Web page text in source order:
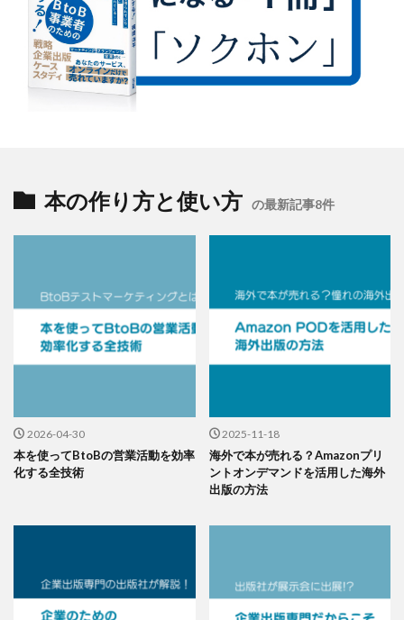
本の作り方と使い方 の最新記事8件
2026-04-30
本を使ってBtoBの営業活動を効率
化する全技術
2025-11-18
海外で本が売れる？Amazonプリ
ントオンデマンドを活用した海外
出版の方法